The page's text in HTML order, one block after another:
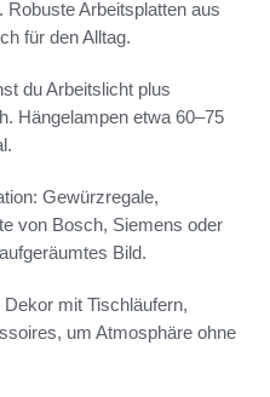
Arbeitsplatten aus
für den Alltag.
du Arbeitslicht plus
Hängelampen etwa 60–75
Gewürzregale,
von Bosch, Siemens oder
Bild.
mit Tischläufern,
um Atmosphäre ohne